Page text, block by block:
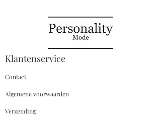
Klantenservice
Contact
Algemene voorwaarden
Verzending